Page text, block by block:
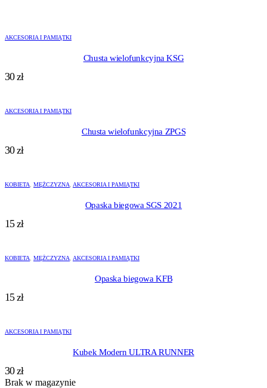
AKCESORIA I PAMIĄTKI
Chusta wielofunkcyjna KSG
30zł
AKCESORIA I PAMIĄTKI
Chusta wielofunkcyjna ZPGS
30zł
KOBIETA MĘŻCZYZNA AKCESORIA I PAMIĄTKI
Opaska biegowa SGS 2021
15zł
KOBIETA MĘŻCZYZNA AKCESORIA I PAMIĄTKI
Opaska biegowa KFB
15zł
AKCESORIA I PAMIĄTKI
Kubek Modern ULTRA RUNNER
30zł
Brak w magazynie